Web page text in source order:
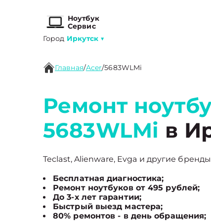
Ноутбук
Сервис
Город Иркутск ▼
Главная/Acer/5683WLMi
Ремонт
5683WLMi в
Teclast, Alienware, Evga и другие
Бесплатная диагностика;
Ремонт ноутбуков от 495 рублей;
До 3-х лет гарантии;
Быстрый выезд мастера;
80% ремонтов - в день обращения;